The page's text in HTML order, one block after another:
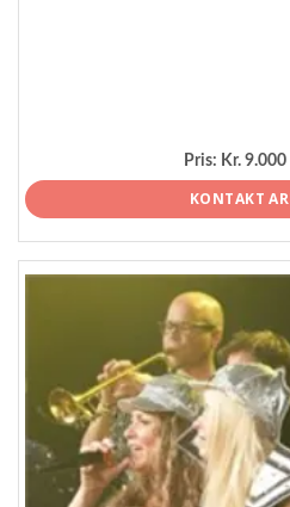
Pris: Kr.
KONTAKT